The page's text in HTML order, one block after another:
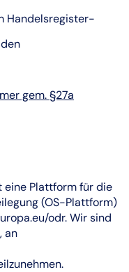
Handelsregister-
gem. §27a
eine Plattform für die
(OS-Plattform)
odr. Wir sind
an